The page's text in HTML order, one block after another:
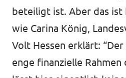
beteiligt ist. Aber das ist
wie Carina König,
Volt Hessen erklärt:
enge ﬁnanzielle Rahmen